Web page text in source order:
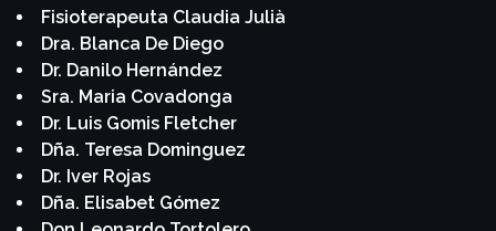
Fisioterapeuta Claudia Julià
Dra. Blanca De Diego
Dr. Danilo Hernández
Sra. Maria Covadonga
Dr. Luis Gomis Fletcher
Dña. Teresa Dominguez
Dr. Iver Rojas
Dña. Elisabet Gómez